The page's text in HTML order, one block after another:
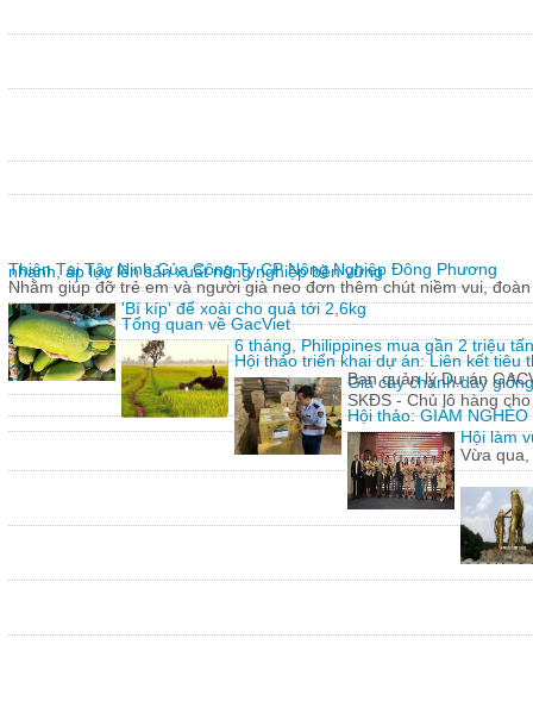
nhanh, áp lực lên sản xuất nông nghiệp bền vững
'Bí kíp' để xoài cho quả tới 2,6kg
6 tháng, Philippines mua gần 2 triệu
Giả cây chanh dây
SKĐS - Chủ lô hàng
Hội làm
Vừa qua,
Thiện Tại Tây Ninh Của Công Ty CP Nông Nghiệp Đông Phương
Nhằm giúp đỡ trẻ em và người già neo đơn thêm chút niềm vui,
Tổng quan về GacViet
Hội thảo triển khai dự án: Liên kết tiêu
Ban quản lý Dự án
Hội thảo: GIẢM